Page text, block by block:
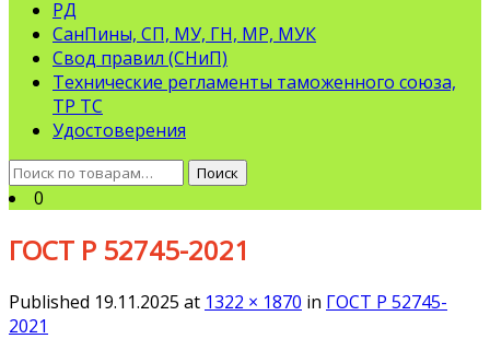
РД
СанПины, СП, МУ, ГН, МР, МУК
Свод правил (СНиП)
Технические регламенты таможенного союза,
ТР ТС
Удостоверения
Искать:
Поиск
0
ГОСТ Р 52745-2021
Published 19.11.2025 at 1322 × 1870 in ГОСТ Р 52745-
2021